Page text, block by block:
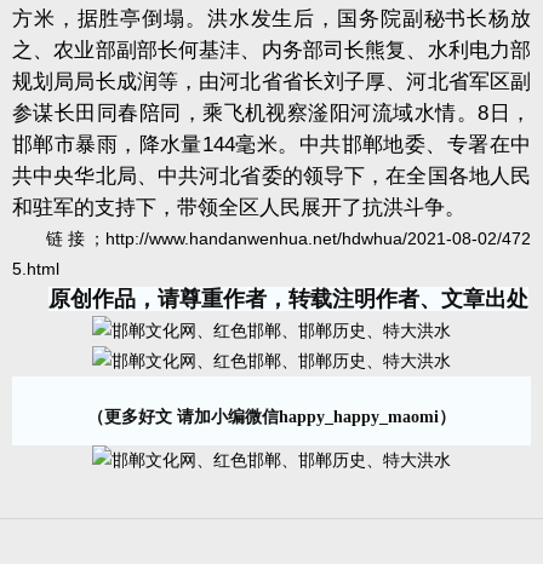
方米，据胜亭倒塌。洪水发生后，国务院副秘书长杨放
之、农业部副部长何基沣、内务部司长熊复、水利电力部
规划局局长成润等，由河北省省长刘子厚、河北省军区副
参谋长田同春陪同，乘飞机视察滏阳河流域水情。8 日，
邯郸市暴雨，降水量144毫米。中共邯郸地委、专署在中
共中央华北局、中共河北省委的领导下，在全国各地人民
和驻军的支持下，带领全区人民展开了抗洪斗争。
链接； http://www.handanwenhua.net/hdwhua/2021-08-02/472
5.html
原创作品，请尊重作者，转载注明作者、文章出处
（更多好文 请加小编微信happy_happy_maomi）